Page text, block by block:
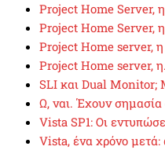
Project Home Server,
Project Home Server,
Project Home server, η
Project Home server,
SLI και Dual Monitor;
Ω, ναι. Έχουν σημασία
Vista SP1: Οι
Vista, ένα χρόνο